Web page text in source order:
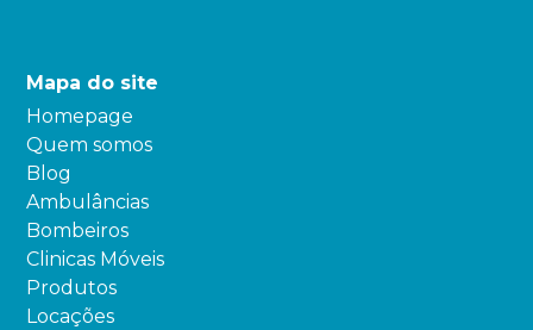
Mapa do site
Homepage
Quem somos
Blog
Ambulâncias
Bombeiros
Clinicas Móveis
Produtos
Locações